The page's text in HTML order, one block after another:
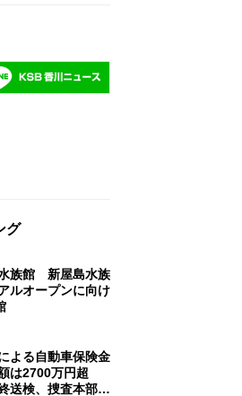
グ
族館 新屋島水族
ルオープンに向け
よる自動車保険金
は2700万円超
送検、捜査本部解